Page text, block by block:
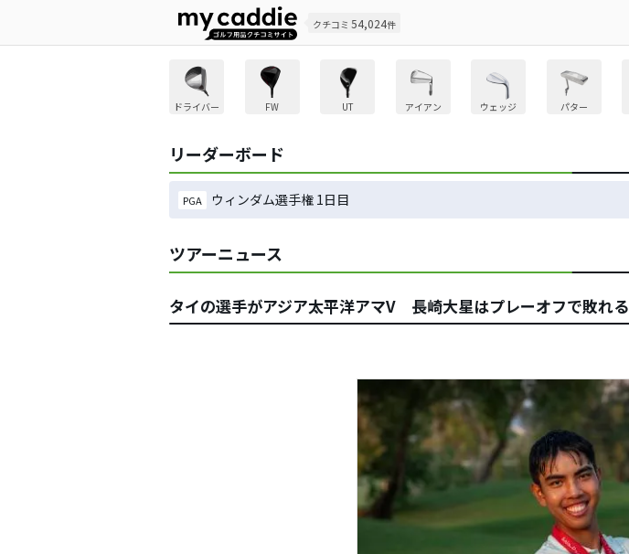
クチコミ 54,024件
ドライバー FW UT アイアン ウェッジ パター
リーダーボード
PGA ウィンダム選手権 1日目
ツアーニュース
タイの選手がアジア太平洋アマV 長崎大星はプレーオフで敗れる